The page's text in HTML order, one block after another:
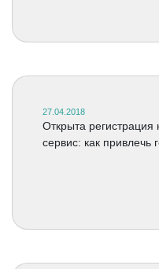
27.04.2018
Открыта регистрация
сервис: как привлечь